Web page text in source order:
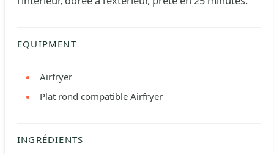
EQUIPMENT
Airfryer
Plat rond compatible Airfryer
INGRÉDIENTS